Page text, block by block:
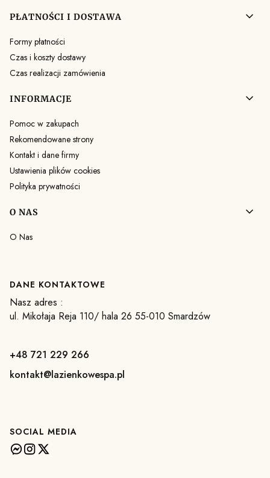
PŁATNOŚCI I DOSTAWA
Formy płatności
Czas i koszty dostawy
Czas realizacji zamówienia
INFORMACJE
Pomoc w zakupach
Rekomendowane strony
Kontakt i dane firmy
Ustawienia plików cookies
Polityka prywatności
O NAS
O Nas
DANE KONTAKTOWE
Nasz adres :
ul. Mikołaja Reja 110/ hala 26 55-010 Smardzów
+48 721 229 266
kontakt@lazienkowespa.pl
SOCIAL MEDIA